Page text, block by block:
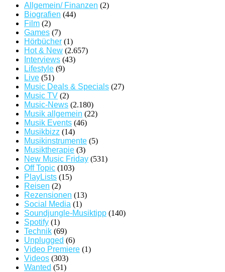
Allgemein/ Finanzen (2)
Biografien (44)
Film (2)
Games (7)
Hörbücher (1)
Hot & New (2.657)
Interviews (43)
Lifestyle (9)
Live (51)
Music Deals & Specials (27)
Music TV (2)
Music-News (2.180)
Musik allgemein (22)
Musik Events (46)
Musikbizz (14)
Musikinstrumente (5)
Musiktherapie (3)
New Music Friday (531)
Off Topic (103)
PlayLists (15)
Reisen (2)
Rezensionen (13)
Social Media (1)
Soundjungle-Musiktipp (140)
Spotify (1)
Technik (69)
Unplugged (6)
Video Premiere (1)
Videos (303)
Wanted (51)